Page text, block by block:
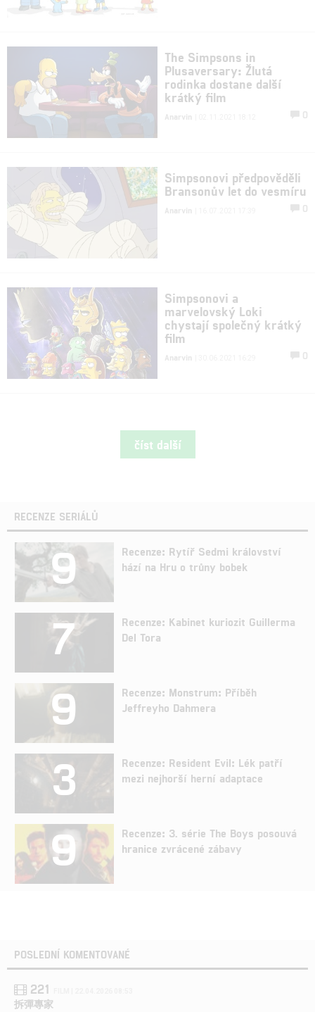
The Simpsons in
Plusaversary: Žlutá
rodinka dostane další
krátký film
Anarvin 0
Simpsonovi předpověděli
Bransonův let do vesmíru
Anarvin 0
Simpsonovi a
marvelovský Loki
chystají společný krátký
film
Anarvin 0
číst další
RECENZE SERIÁLŮ
9
Recenze: Rytíř Sedmi království
hází na Hru o trůny bobek
7
Recenze: Kabinet kuriozit Guillerma
Del Tora
9
Recenze: Monstrum: Příběh
Jeffreyho Dahmera
3
Recenze: Resident Evil: Lék patří
mezi nejhorší herní adaptace
9
Recenze: 3. série The Boys posouvá
hranice zvrácené zábavy
POSLEDNÍ KOMENTOVANÉ
221
拆彈專家